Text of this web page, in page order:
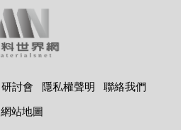
研討會 隱私權聲明
聯絡我們
網站地圖